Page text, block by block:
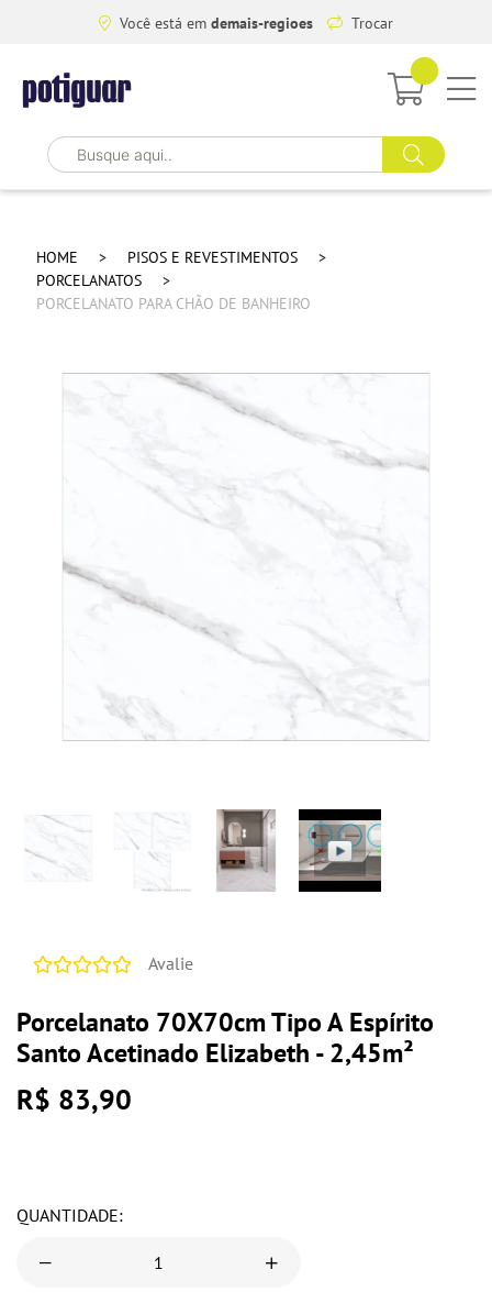
Você está em demais-regioes Trocar
HOME
PISOS E REVESTIMENTOS
PORCELANATOS
PORCELANATO PARA CHÃO DE BANHEIRO
Avalie
Porcelanato 70X70cm Tipo A Espírito
Santo Acetinado Elizabeth - 2,45m²
R$ 83,90
QUANTIDADE: